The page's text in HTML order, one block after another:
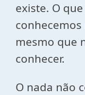
existe. O
mesmo que
conhecer.
O nada não